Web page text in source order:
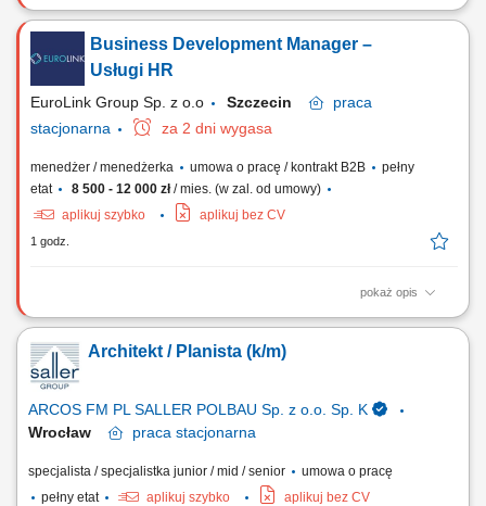
Zadania Płynna oraz profesjonalna obsługa żurawia dolnoobrotowego
IŻ na terenie inwestycji; Przemieszczanie ładunków i gabarytów
zgodnie z otrzymanymi wytycznymi kierownictwa; Przeprowadzanie
codziennych kontroli stanu technicznego i zgłaszanie ewentualnych
usterek osprzętu; Udział w...
Business Development Manager –
Usługi HR
EuroLink Group Sp. z o.o Szczecin
praca
stacjonarna
za 2 dni wygasa
menedżer / menedżerka umowa o pracę / kontrakt B2B
pełny
etat
8 500 - 12 000 zł/ mies. (w zal. od umowy)
aplikuj szybko
aplikuj bez CV
1 godz.
pokaż opis
Opis stanowiska Rozwijanie sprzedaży usług HR poprzez aktywne
firmami poszukującymi wsparcia w zakresie rekrutacji, outsourcingu
oraz pracowników tymczasowych. Identyfikowanie potrzeb klientów i
proponowanie dopasowanych...
Architekt / Planista (k/m)
ARCOS FM PL SALLER POLBAU Sp. z o.o. Sp. K
Wrocław
praca stacjonarna
specjalista / specjalistka junior / mid / senior
umowa o pracę
pełny etat
aplikuj szybko aplikuj bez CV